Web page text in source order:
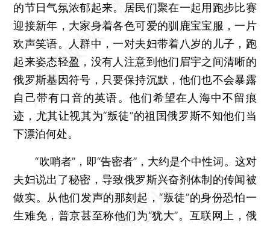
的节日气氛浓郁起来。居民们聚在一起用跑步比赛
迎接新年，大家身着各色可爱的驯鹿宝宝服，一片
欢声笑语。人群中，一对夫妇带着八岁的儿子，跑
起来姿态轻盈，没有人注意到他们眉宇之间清晰的
俄罗斯基因符号，只要保持沉默，他们也不会暴露
自己带有口音的英语。他们希望在人海中不留痕
迹，尤其让视其为“叛徒”的祖国俄罗斯不知他们当
下漂泊何处。
“吹哨者”，即“告密者”，大约是个中性词。这对
夫妇说出了秘密，导致俄罗斯兴奋剂体制的传闻被
做实。从他们发声的那刻起，“叛徒”的身份恐怕一
生难免，普京甚至称他们为“犹大”。互联网上，俄